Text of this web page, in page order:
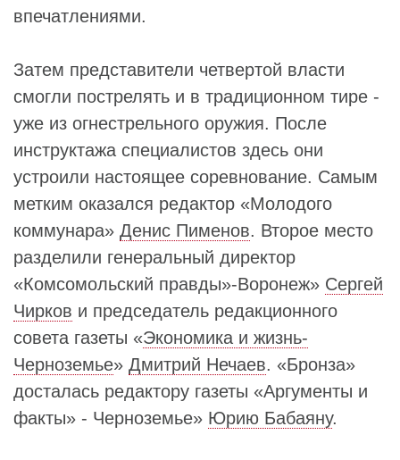
впечатлениями.
Затем представители четвертой власти
смогли пострелять и в традиционном тире -
уже из огнестрельного оружия. После
инструктажа специалистов здесь они
устроили настоящее соревнование. Самым
метким оказался редактор «Молодого
коммунара» Денис Пименов. Второе место
разделили генеральный директор
«Комсомольский правды»-Воронеж» Сергей
Чирков и председатель редакционного
совета газеты «Экономика и жизнь-
Черноземье» Дмитрий Нечаев. «Бронза»
досталась редактору газеты «Аргументы и
факты» - Черноземье» Юрию Бабаяну.